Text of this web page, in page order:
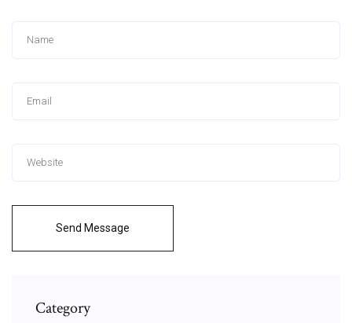
Send Message
Category